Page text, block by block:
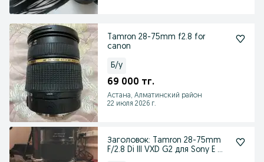
Tamron 28-75mm f2.8 for
canon
Б/у
69 000 тг.
Астана, Алматинский район
22 июля 2026 г.
Заголовок: Tamron 28-75mm
F/2.8 Di III VXD G2 для Sony E —